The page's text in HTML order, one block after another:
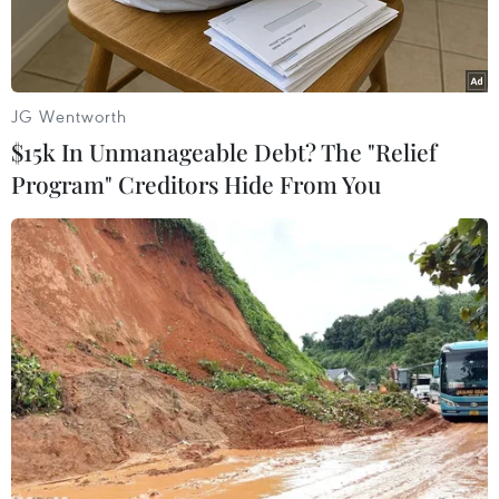
gỡ giao lưu ở Công viên phần mềm Thái Lan tại
Bangkok,để tìm hiểu tiềm năng cũng như cơ hội
hợp tác giữa hai bên trong lĩnh vựcICT.
cùng một số đại diện của Bộ Tàichính, Bộ Khoa
học và Môi trường, nhiều thành viên trong Câu
lạc bộ các giám đốcđiều hành và giám đốc thông
tin (CEO & CIO Club) ở Việt Nam đã có mặt tại
buổigặp gỡ mang chủ đề “Mạng lưới Kinh
doanh và phiên họp giao lưu Tiềm năng và
Cơhội hợp tác” (Business Networking &
Matching Session: Potentials and
CooperationOpportunities).
Đây là dịp tốt để các doanh nghiệp ICT của hai
JG Wentworth
$15k In Unmanageable Debt? The "Relief
Program" Creditors Hide From You